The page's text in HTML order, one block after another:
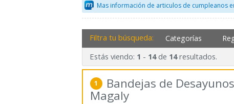
Mas información de articulos de cumpleanos
Filtra tu búsqueda: Categorías
Estás viendo: 1 - 14de 14resultados.
1 Bandejas de
Magaly